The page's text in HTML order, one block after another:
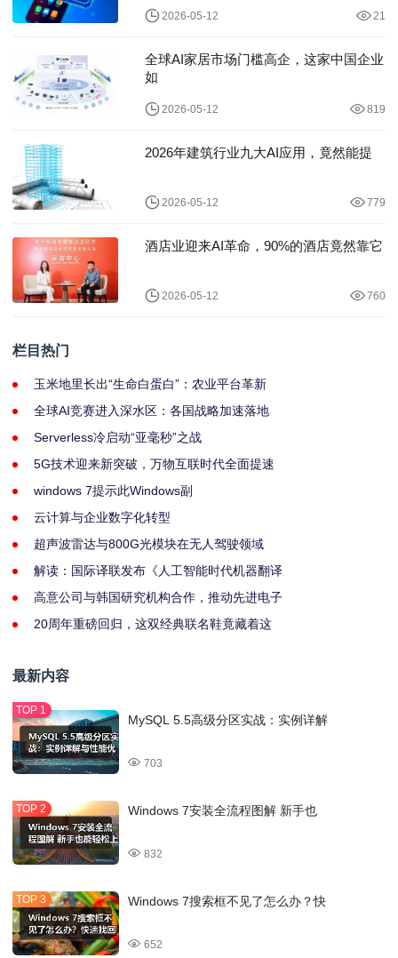
2026-05-12 21
全球AI家居市场门槛高企，这家中国企业
如
2026-05-12 819
2026年建筑行业九大AI应用，竟然能提
2026-05-12 779
酒店业迎来AI革命，90%的酒店竟然靠它
2026-05-12 760
栏目热门
玉米地里长出“生命白蛋白”：农业平台革新
全球AI竞赛进入深水区：各国战略加速落地
Serverless冷启动“亚毫秒”之战
5G技术迎来新突破，万物互联时代全面提速
windows 7提示此Windows副
云计算与企业数字化转型
超声波雷达与800G光模块在无人驾驶领域
解读：国际译联发布《人工智能时代机器翻译
高意公司与韩国研究机构合作，推动先进电子
20周年重磅回归，这双经典联名鞋竟藏着这
最新内容
MySQL 5.5高级分区实战：实例详解
703
Windows 7安装全流程图解 新手也
832
Windows 7搜索框不见了怎么办？快
652